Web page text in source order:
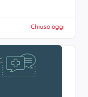
Chiuso oggi